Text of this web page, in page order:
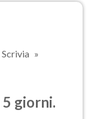
giorni.